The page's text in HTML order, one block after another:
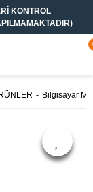
KONTROL
Bilgisayar